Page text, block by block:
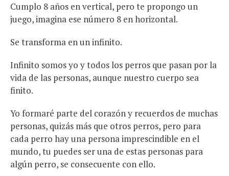
Cumplo 8 años en vertical, pero te propongo un
juego, imagina ese número 8 en horizontal.
Se transforma en un infinito.
Infinito somos yo y todos los perros que pasan por la
vida de las personas, aunque nuestro cuerpo sea
finito.
Yo formaré parte del corazón y recuerdos de muchas
personas, quizás más que otros perros, pero para
cada perro hay una persona imprescindible en el
mundo, tu puedes ser una de estas personas para
algún perro, se consecuente con ello.